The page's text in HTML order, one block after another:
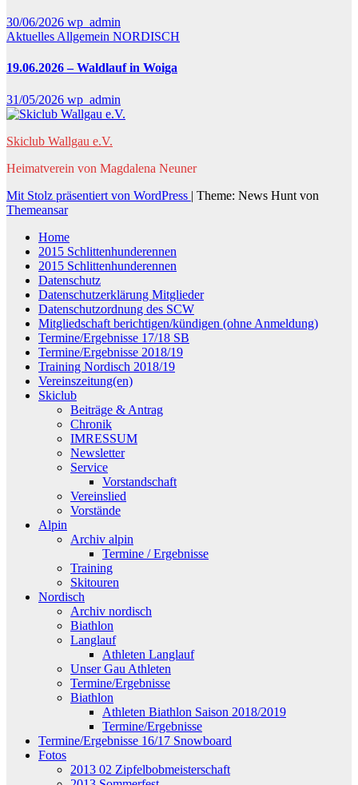
30/06/2026 wp_admin
Aktuelles Allgemein NORDISCH
19.06.2026 – Waldlauf in Woiga
31/05/2026 wp_admin
Skiclub Wallgau e.V.
Heimatverein von Magdalena Neuner
Mit Stolz präsentiert von WordPress | Theme: News Hunt von
Themeansar
Home
2015 Schlittenhunderennen
2015 Schlittenhunderennen
Datenschutz
Datenschutzerklärung Mitglieder
Datenschutzordnung des SCW
Mitgliedschaft berichtigen/kündigen (ohne Anmeldung)
Termine/Ergebnisse 17/18 SB
Termine/Ergebnisse 2018/19
Training Nordisch 2018/19
Vereinszeitung(en)
Skiclub
Beiträge & Antrag
Chronik
IMRESSUM
Newsletter
Service
Vorstandschaft
Vereinslied
Vorstände
Alpin
Archiv alpin
Termine / Ergebnisse
Training
Skitouren
Nordisch
Archiv nordisch
Biathlon
Langlauf
Athleten Langlauf
Unser Gau Athleten
Termine/Ergebnisse
Biathlon
Athleten Biathlon Saison 2018/2019
Termine/Ergebnisse
Termine/Ergebnisse 16/17 Snowboard
Fotos
2013 02 Zipfelbobmeisterschaft